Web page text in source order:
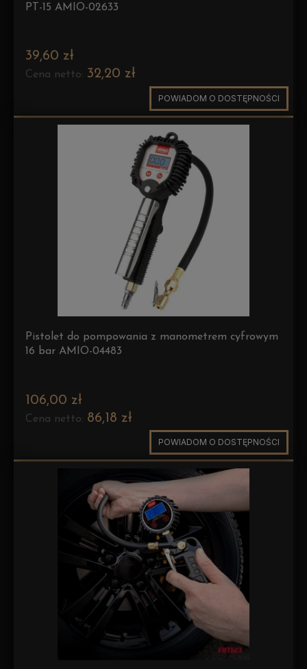
PT-15 AMIO-02633
39,60 zł
Cena netto: 32,20 zł
POWIADOM O DOSTĘPNOŚCI
Pistolet do pompowania z manometrem cyfrowym
16 bar AMIO-04483
106,00 zł
Cena netto: 86,18 zł
POWIADOM O DOSTĘPNOŚCI